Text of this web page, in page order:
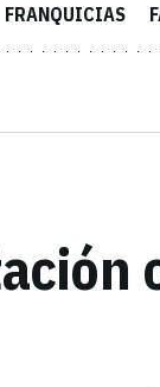
FRANQUICIAS